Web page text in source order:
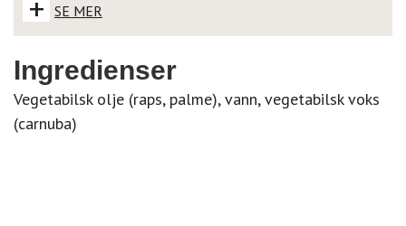
SE MER
Ingredienser
Vegetabilsk olje (raps, palme), vann, vegetabilsk voks
(carnuba)